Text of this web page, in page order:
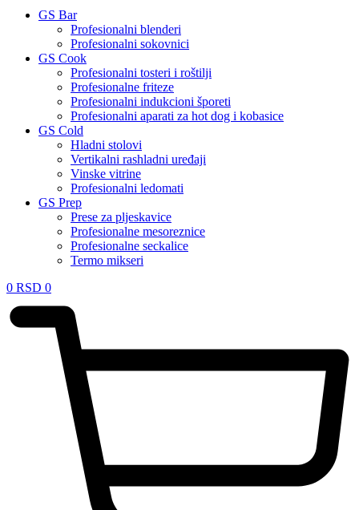
GS Bar
Profesionalni blenderi
Profesionalni sokovnici
GS Cook
Profesionalni tosteri i roštilji
Profesionalne friteze
Profesionalni indukcioni šporeti
Profesionalni aparati za hot dog i kobasice
GS Cold
Hladni stolovi
Vertikalni rashladni uređaji
Vinske vitrine
Profesionalni ledomati
GS Prep
Prese za pljeskavice
Profesionalne mesoreznice
Profesionalne seckalice
Termo mikseri
0 RSD 0